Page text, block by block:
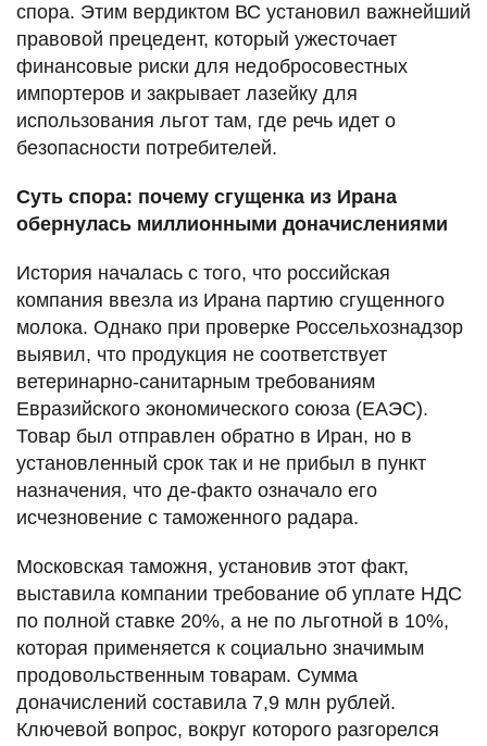
спора. Этим вердиктом ВС установил важнейший
правовой прецедент, который ужесточает
финансовые риски для недобросовестных
импортеров и закрывает лазейку для
использования льгот там, где речь идет о
безопасности потребителей.
Суть спора: почему сгущенка из Ирана
обернулась миллионными доначислениями
История началась с того, что российская
компания ввезла из Ирана партию сгущенного
молока. Однако при проверке Россельхознадзор
выявил, что продукция не соответствует
ветеринарно-санитарным требованиям
Евразийского экономического союза (ЕАЭС).
Товар был отправлен обратно в Иран, но в
установленный срок так и не прибыл в пункт
назначения, что де-факто означало его
исчезновение с таможенного радара.
Московская таможня, установив этот факт,
выставила компании требование об уплате НДС
по полной ставке 20%, а не по льготной в 10%,
которая применяется к социально значимым
продовольственным товарам. Сумма
доначислений составила 7,9 млн рублей.
Ключевой вопрос, вокруг которого разгорелся